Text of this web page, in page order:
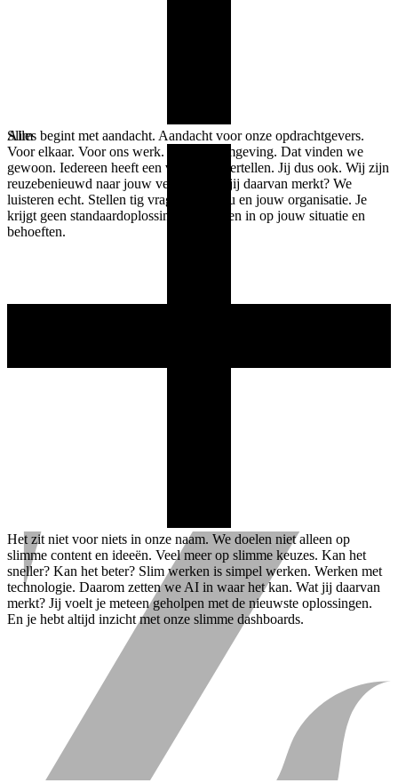
Alles begint met aandacht. Aandacht voor onze opdrachtgevers.
Voor elkaar. Voor ons werk. En onze omgeving. Dat vinden we
gewoon. Iedereen heeft een verhaal te vertellen. Jij dus ook. Wij zijn
reuzebenieuwd naar jouw verhaal. Wat jij daarvan merkt? We
luisteren echt. Stellen tig vragen over jou en jouw organisatie. Je
krijgt geen standaardoplossing. We spelen in op jouw situatie en
behoeften.
Slim
Het zit niet voor niets in onze naam. We doelen niet alleen op
slimme content en ideeën. Veel meer op slimme keuzes. Kan het
sneller? Kan het beter? Slim werken is simpel werken. Werken met
technologie. Daarom zetten we AI in waar het kan. Wat jij daarvan
merkt? Jij voelt je meteen geholpen met de nieuwste oplossingen.
En je hebt altijd inzicht met onze slimme dashboards.